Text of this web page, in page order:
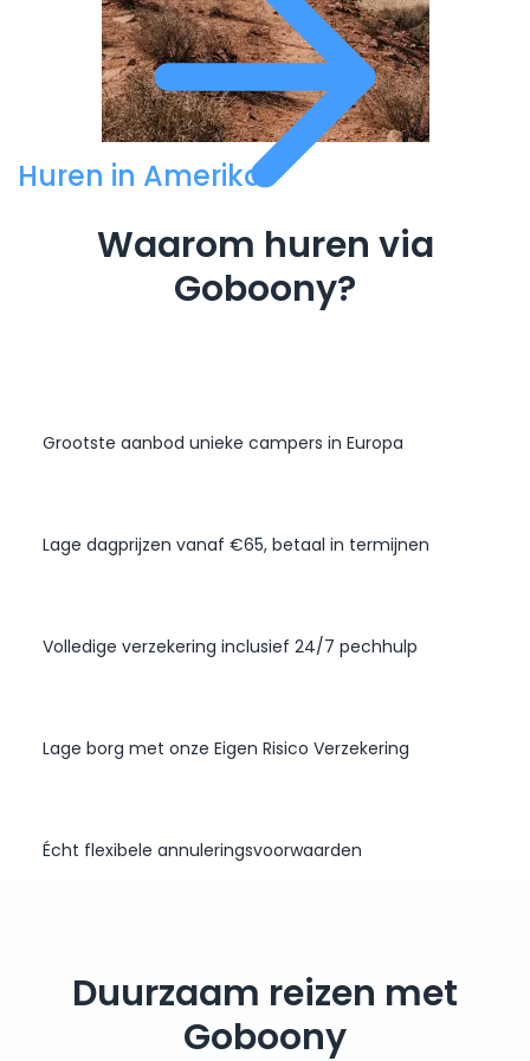
Huren in Amerika
Waarom huren via
Goboony?
Grootste aanbod unieke campers in Europa
Lage dagprijzen vanaf €65, betaal in termijnen
Volledige verzekering inclusief 24/7 pechhulp
Lage borg met onze Eigen Risico Verzekering
Écht flexibele annuleringsvoorwaarden
Duurzaam reizen met
Goboony